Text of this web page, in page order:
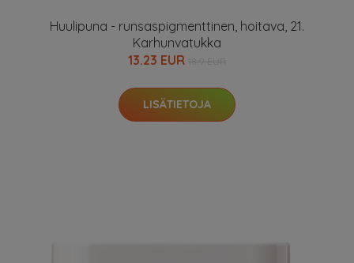
Huulipuna - runsaspigmenttinen, hoitava, 21.
Karhunvatukka
13.23 EUR
LISÄTIETOJA